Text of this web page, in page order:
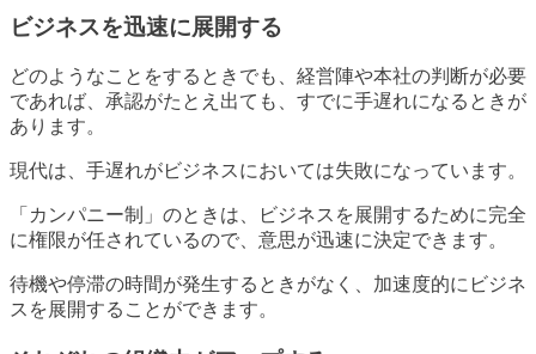
ビジネスを迅速に展開する
どのようなことをするときでも、経営陣や本社の判断が必要
であれば、承認がたとえ出ても、すでに手遅れになるときが
あります。
現代は、手遅れがビジネスにおいては失敗になっています。
「カンパニー制」のときは、ビジネスを展開するために完全
に権限が任されているので、意思が迅速に決定できます。
待機や停滞の時間が発生するときがなく、加速度的にビジネ
スを展開することができます。